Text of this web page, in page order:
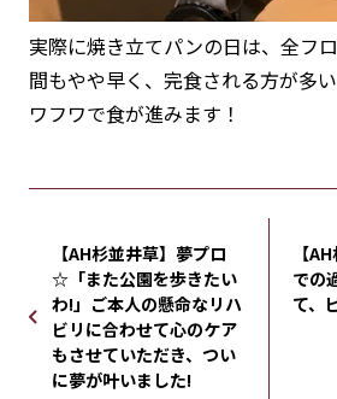
実際に焼き立てパンの日は、全フ
間もやや早く、完食される方が多
ワフワで食が進みます！
【AH杉並井草】夢プロ
☆「また公園を歩きたい
わ!」ご本人の懸命なリハ
ビリに合わせて心のケア
もさせていただき、つい
に夢が叶いました!
【
での
て、